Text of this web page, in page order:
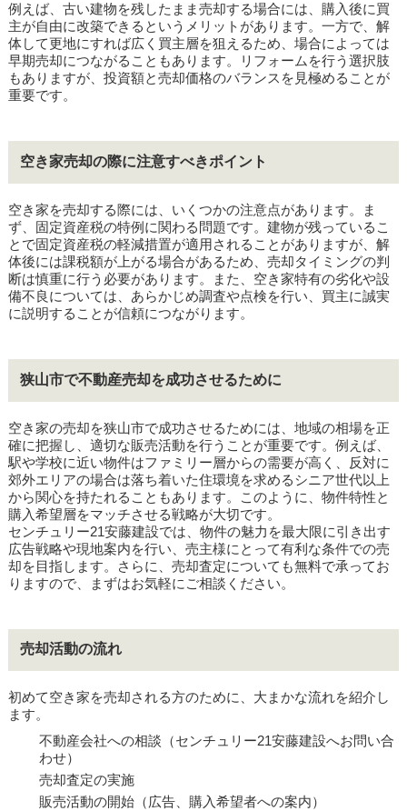
例えば、古い建物を残したまま売却する場合には、購入後に買
主が自由に改築できるというメリットがあります。一方で、解
体して更地にすれば広く買主層を狙えるため、場合によっては
早期売却につながることもあります。リフォームを行う選択肢
もありますが、投資額と売却価格のバランスを見極めることが
重要です。
空き家売却の際に注意すべきポイント
空き家を売却する際には、いくつかの注意点があります。ま
ず、固定資産税の特例に関わる問題です。建物が残っているこ
とで固定資産税の軽減措置が適用されることがありますが、解
体後には課税額が上がる場合があるため、売却タイミングの判
断は慎重に行う必要があります。また、空き家特有の劣化や設
備不良については、あらかじめ調査や点検を行い、買主に誠実
に説明することが信頼につながります。
狭山市で不動産売却を成功させるために
空き家の売却を狭山市で成功させるためには、地域の相場を正
確に把握し、適切な販売活動を行うことが重要です。例えば、
駅や学校に近い物件はファミリー層からの需要が高く、反対に
郊外エリアの場合は落ち着いた住環境を求めるシニア世代以上
から関心を持たれることもあります。このように、物件特性と
購入希望層をマッチさせる戦略が大切です。
センチュリー21安藤建設では、物件の魅力を最大限に引き出す
広告戦略や現地案内を行い、売主様にとって有利な条件での売
却を目指します。さらに、売却査定についても無料で承ってお
りますので、まずはお気軽にご相談ください。
売却活動の流れ
初めて空き家を売却される方のために、大まかな流れを紹介し
ます。
不動産会社への相談（センチュリー21安藤建設へお問い合
わせ）
売却査定の実施
販売活動の開始（広告、購入希望者への案内）